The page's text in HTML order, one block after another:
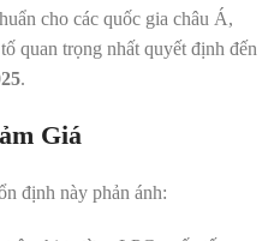
cho các quốc gia châu Á,
quan trọng nhất quyết định đến
.
Giá
định này phản ánh: